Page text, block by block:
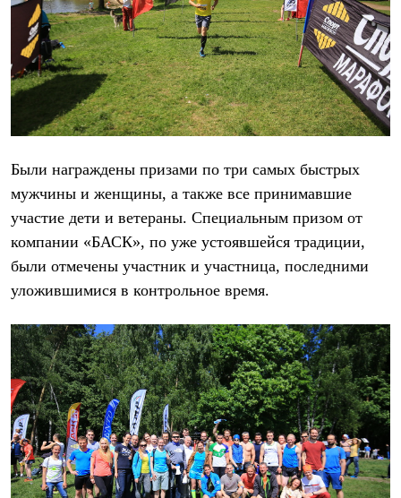
Куртки
Брюки
Утепленная синтетикой
Комбинезоны
Куртки
Брюки
Лёгкая одежда
Футболки
Брюки
Софтшелл одежда
Куртки
Флисовая одежда
Брюки
Жилеты
Комбинезоны
Термобелье
Снаряжение
Палатки и тенты
Палатки
Тенты
Аксессуары для палаток
Рюкзаки
Экспедиционные
Легкоходные
Альпинистские
Городские
Были награждены призами по три самых быстрых
мужчины и женщины, а также все принимавшие
участие дети и ветераны. Специальным призом от
компании «БАСК», по уже устоявшейся традиции,
были отмечены участник и участница, последними
уложившимися в контрольное время.